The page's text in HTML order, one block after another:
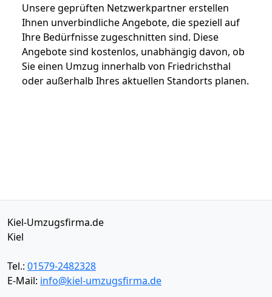
Unsere geprüften Netzwerkpartner erstellen
Ihnen unverbindliche Angebote, die speziell auf
Ihre Bedürfnisse zugeschnitten sind. Diese
Angebote sind kostenlos, unabhängig davon, ob
Sie einen Umzug innerhalb von Friedrichsthal
oder außerhalb Ihres aktuellen Standorts planen.
Kiel-Umzugsfirma.de
Kiel
Tel.: 01579-2482328
E-Mail: info@kiel-umzugsfirma.de